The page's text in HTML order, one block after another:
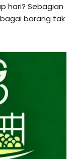
hari? Sebagian
barang tak